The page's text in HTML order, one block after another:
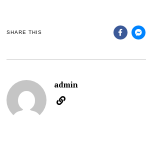
SHARE THIS
admin